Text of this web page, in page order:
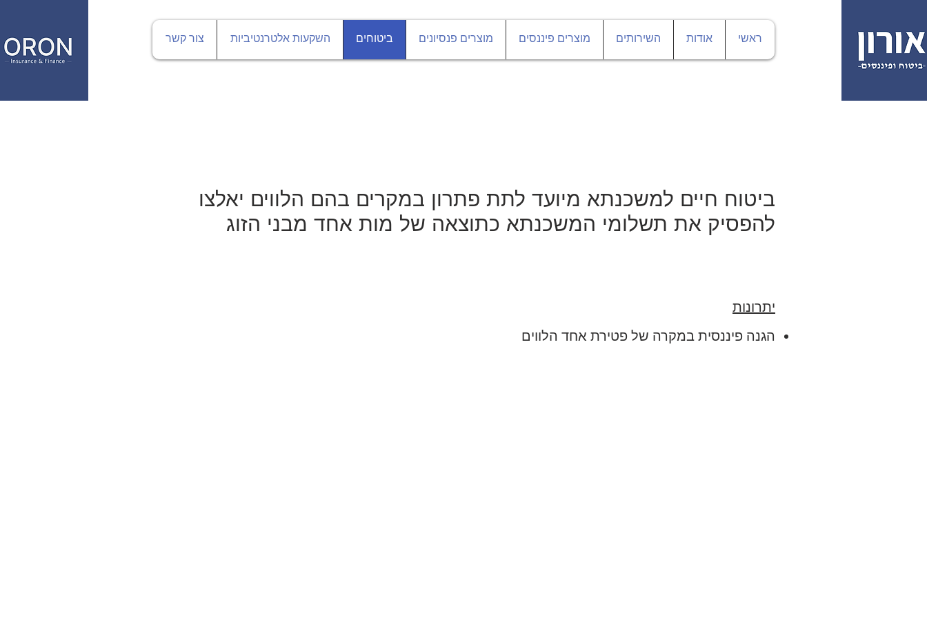
צור קשר השקעות אלטרנטיביות ביטוחים מוצרים פנסיונים מוצרים פיננסים השירותים אודות ראשי
ביטוח חיים למשכנתא מיועד לתת פתרון במקרים בהם הלווים יאלצו
להפסיק את תשלומי המשכנתא כתוצאה של מות אחד מבני הזוג
יתרונות
הגנה פיננסית במקרה של פטירת אחד הלווים